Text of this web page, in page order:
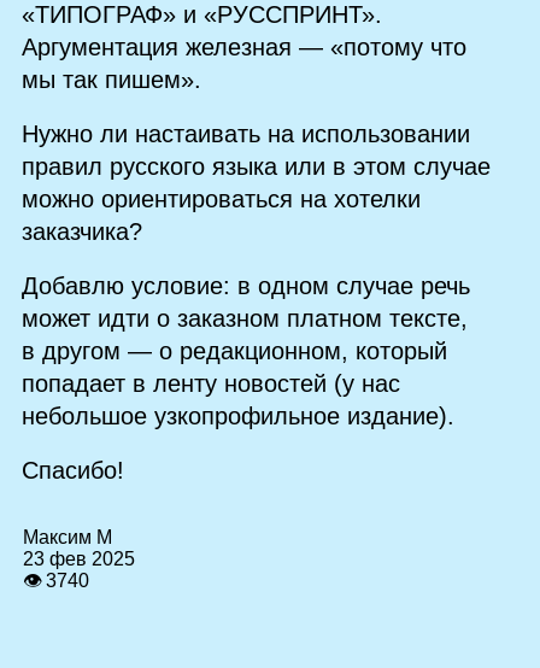
«ТИПОГРАФ» и «РУССПРИНТ».
Аргументация железная — «потому что
мы так пишем».
Нужно ли настаивать на использовании
правил русского языка или в этом случае
можно ориентироваться на хотелки
заказчика?
Добавлю условие: в одном случае речь
может идти о заказном платном тексте,
в другом — о редакционном, который
попадает в ленту новостей (у нас
небольшое узкопрофильное издание).
Спасибо!
Максим М
23 фев 2025
👁 3740